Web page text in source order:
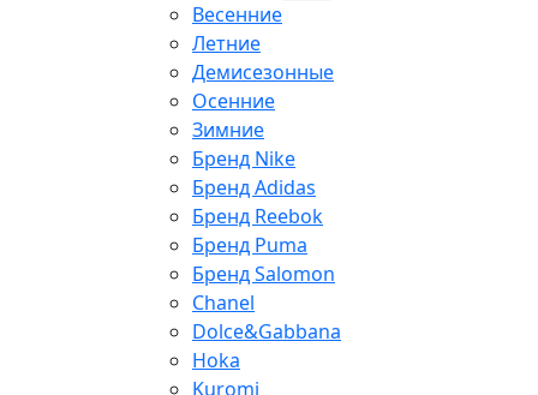
Весенние
Летние
Демисезонные
Осенние
Зимние
Бренд Nike
Бренд Adidas
Бренд Reebok
Бренд Puma
Бренд Salomon
Chanel
Dolce&Gabbana
Hoka
Kuromi